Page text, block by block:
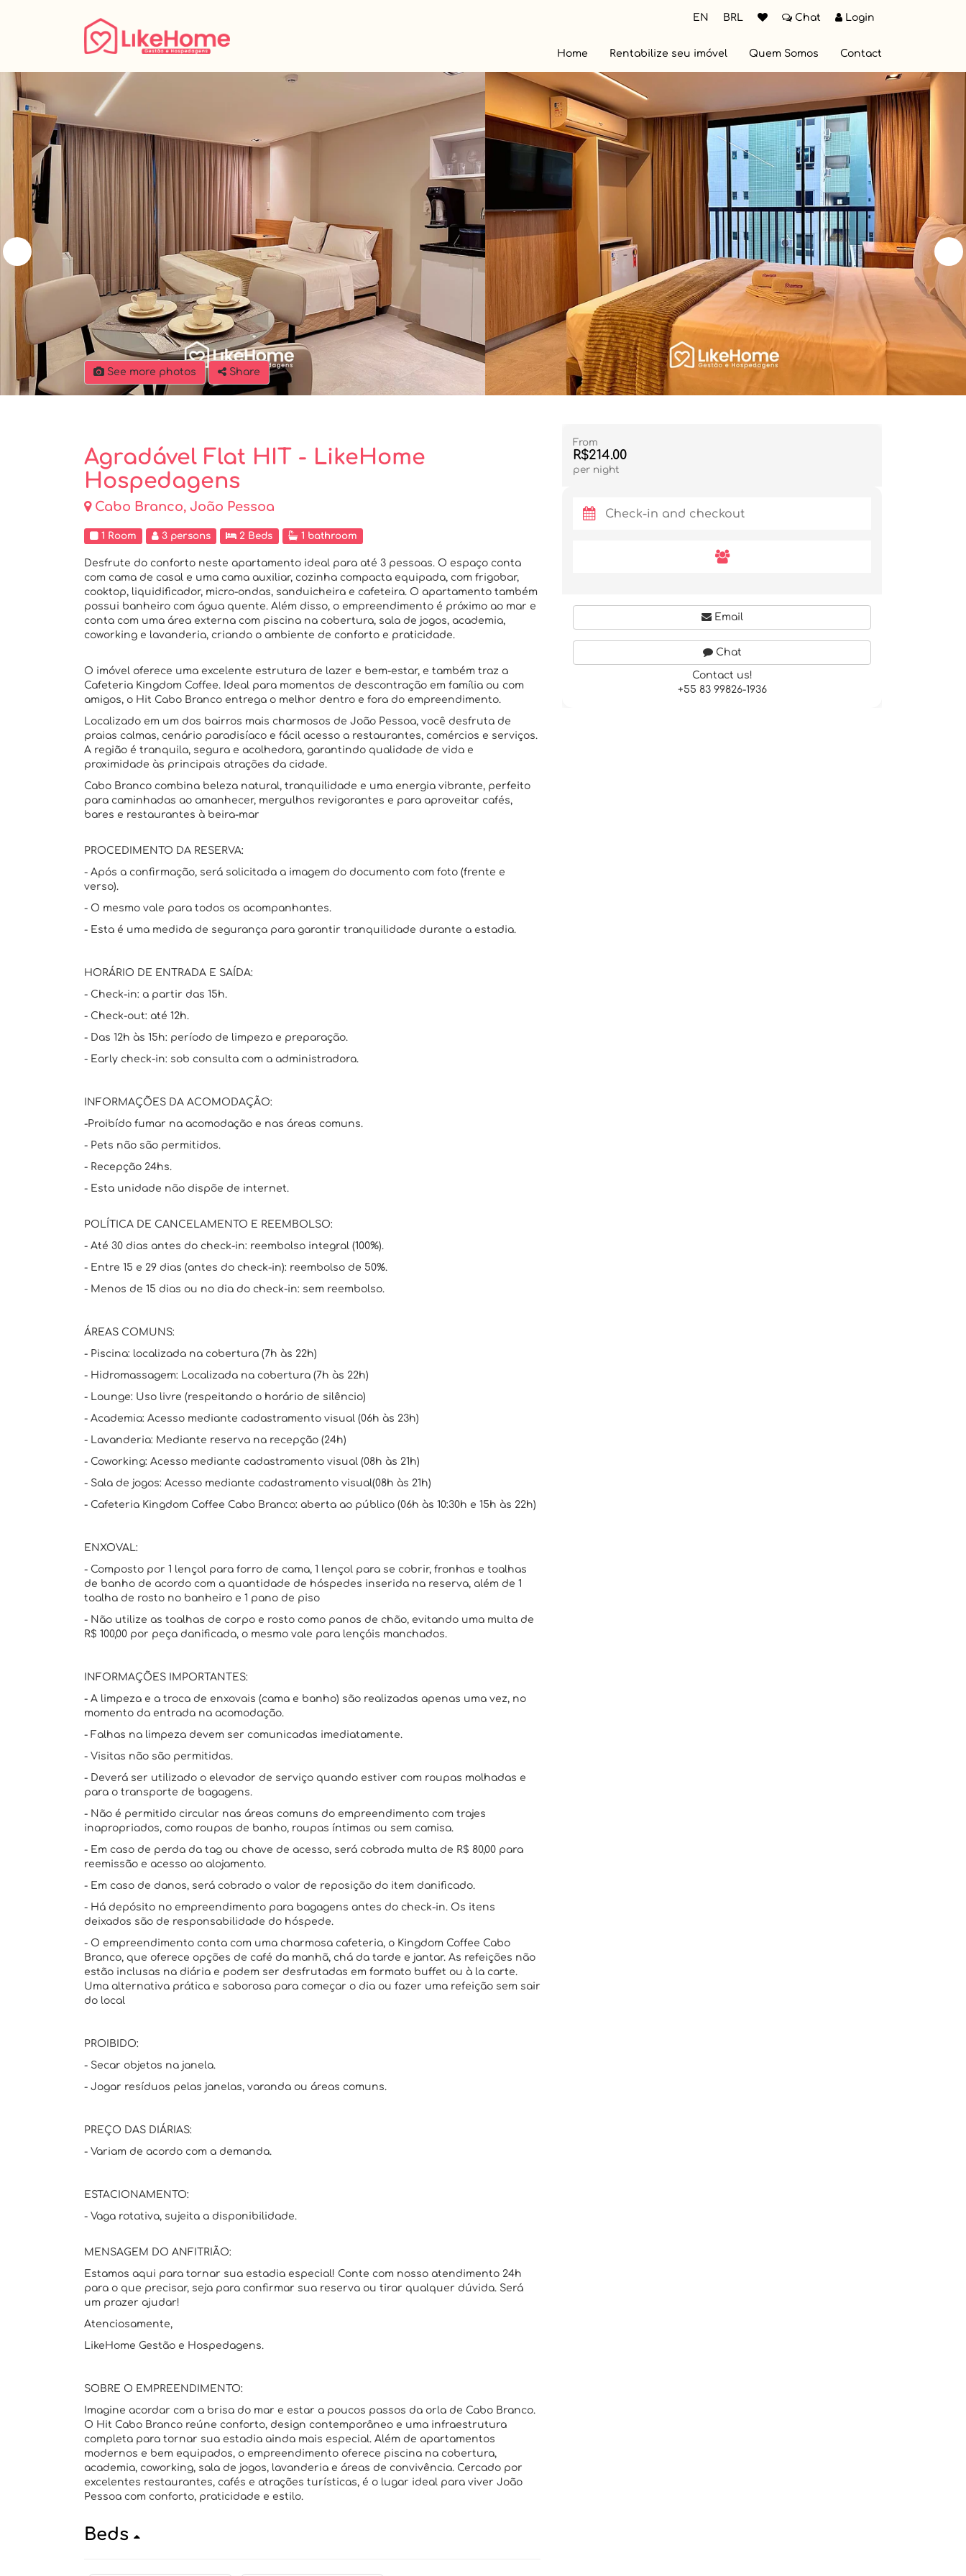
EN BRL Chat Login
Home Rentabilize seu imóvel Quem Somos Contact
See more photos Share
Agradável Flat HIT - LikeHome
Hospedagens
Cabo Branco, João Pessoa
1 Room 3 persons 2 Beds 1 bathroom
Desfrute do conforto neste apartamento ideal para até 3 pessoas. O espaço conta
com cama de casal e uma cama auxiliar, cozinha compacta equipada, com frigobar,
cooktop, liquidificador, micro-ondas, sanduicheira e cafeteira. O apartamento também
possui banheiro com água quente. Além disso, o empreendimento é próximo ao mar e
conta com uma área externa com piscina na cobertura, sala de jogos, academia,
coworking e lavanderia, criando o ambiente de conforto e praticidade.
O imóvel oferece uma excelente estrutura de lazer e bem-estar, e também traz a
Cafeteria Kingdom Coffee. Ideal para momentos de descontração em família ou com
amigos, o Hit Cabo Branco entrega o melhor dentro e fora do empreendimento.
Localizado em um dos bairros mais charmosos de João Pessoa, você desfruta de
praias calmas, cenário paradisíaco e fácil acesso a restaurantes, comércios e serviços.
A região é tranquila, segura e acolhedora, garantindo qualidade de vida e
proximidade às principais atrações da cidade.
Cabo Branco combina beleza natural, tranquilidade e uma energia vibrante, perfeito
para caminhadas ao amanhecer, mergulhos revigorantes e para aproveitar cafés,
bares e restaurantes à beira-mar
PROCEDIMENTO DA RESERVA:
- Após a confirmação, será solicitada a imagem do documento com foto (frente e
verso).
- O mesmo vale para todos os acompanhantes.
- Esta é uma medida de segurança para garantir tranquilidade durante a estadia.
HORÁRIO DE ENTRADA E SAÍDA:
- Check-in: a partir das 15h.
- Check-out: até 12h.
- Das 12h às 15h: período de limpeza e preparação.
- Early check-in: sob consulta com a administradora.
INFORMAÇÕES DA ACOMODAÇÃO:
-Proibído fumar na acomodação e nas áreas comuns.
- Pets não são permitidos.
- Recepção 24hs.
- Esta unidade não dispõe de internet.
POLÍTICA DE CANCELAMENTO E REEMBOLSO:
- Até 30 dias antes do check-in: reembolso integral (100%).
- Entre 15 e 29 dias (antes do check-in): reembolso de 50%.
- Menos de 15 dias ou no dia do check-in: sem reembolso.
ÁREAS COMUNS:
- Piscina: localizada na cobertura (7h às 22h)
- Hidromassagem: Localizada na cobertura (7h às 22h)
- Lounge: Uso livre (respeitando o horário de silêncio)
- Academia: Acesso mediante cadastramento visual (06h às 23h)
- Lavanderia: Mediante reserva na recepção (24h)
- Coworking: Acesso mediante cadastramento visual (08h às 21h)
- Sala de jogos: Acesso mediante cadastramento visual(08h às 21h)
- Cafeteria Kingdom Coffee Cabo Branco: aberta ao público (06h às 10:30h e 15h às 22h)
ENXOVAL:
- Composto por 1 lençol para forro de cama, 1 lençol para se cobrir, fronhas e toalhas
de banho de acordo com a quantidade de hóspedes inserida na reserva, além de 1
toalha de rosto no banheiro e 1 pano de piso
- Não utilize as toalhas de corpo e rosto como panos de chão, evitando uma multa de
R$ 100,00 por peça danificada, o mesmo vale para lençóis manchados.
INFORMAÇÕES IMPORTANTES:
- A limpeza e a troca de enxovais (cama e banho) são realizadas apenas uma vez, no
momento da entrada na acomodação.
- Falhas na limpeza devem ser comunicadas imediatamente.
- Visitas não são permitidas.
- Deverá ser utilizado o elevador de serviço quando estiver com roupas molhadas e
para o transporte de bagagens.
- Não é permitido circular nas áreas comuns do empreendimento com trajes
inapropriados, como roupas de banho, roupas íntimas ou sem camisa.
- Em caso de perda da tag ou chave de acesso, será cobrada multa de R$ 80,00 para
reemissão e acesso ao alojamento.
- Em caso de danos, será cobrado o valor de reposição do item danificado.
- Há depósito no empreendimento para bagagens antes do check-in. Os itens
deixados são de responsabilidade do hóspede.
- O empreendimento conta com uma charmosa cafeteria, o Kingdom Coffee Cabo
Branco, que oferece opções de café da manhã, chá da tarde e jantar. As refeições não
estão inclusas na diária e podem ser desfrutadas em formato buffet ou à la carte.
Uma alternativa prática e saborosa para começar o dia ou fazer uma refeição sem sair
do local
PROIBIDO:
- Secar objetos na janela.
- Jogar resíduos pelas janelas, varanda ou áreas comuns.
PREÇO DAS DIÁRIAS:
- Variam de acordo com a demanda.
ESTACIONAMENTO:
- Vaga rotativa, sujeita a disponibilidade.
MENSAGEM DO ANFITRIÃO:
Estamos aqui para tornar sua estadia especial! Conte com nosso atendimento 24h
para o que precisar, seja para confirmar sua reserva ou tirar qualquer dúvida. Será
um prazer ajudar!
Atenciosamente,
LikeHome Gestão e Hospedagens.
SOBRE O EMPREENDIMENTO:
Imagine acordar com a brisa do mar e estar a poucos passos da orla de Cabo Branco.
O Hit Cabo Branco reúne conforto, design contemporâneo e uma infraestrutura
completa para tornar sua estadia ainda mais especial. Além de apartamentos
modernos e bem equipados, o empreendimento oferece piscina na cobertura,
academia, coworking, sala de jogos, lavanderia e áreas de convivência. Cercado por
excelentes restaurantes, cafés e atrações turísticas, é o lugar ideal para viver João
Pessoa com conforto, praticidade e estilo.
Beds
From
R$214.00
per night
Email
Chat
Contact us!
+55 83 99826-1936